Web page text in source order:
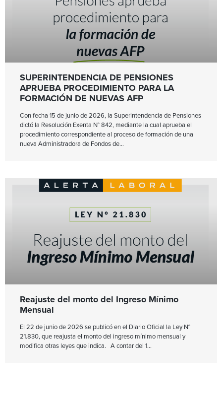
SUPERINTENDENCIA DE PENSIONES
APRUEBA PROCEDIMIENTO PARA LA
FORMACIÓN DE NUEVAS AFP
Con fecha 15 de junio de 2026, la Superintendencia de Pensiones
dictó la Resolución Exenta N° 842, mediante la cual aprueba el
procedimiento correspondiente al proceso de formación de una
nueva Administradora de Fondos de
Reajuste del monto del Ingreso Mínimo
Mensual
El 22 de junio de 2026 se publicó en el Diario Oficial la Ley N°
21.830, que reajusta el monto del ingreso mínimo mensual y
modifica otras leyes que indica. A contar del 1